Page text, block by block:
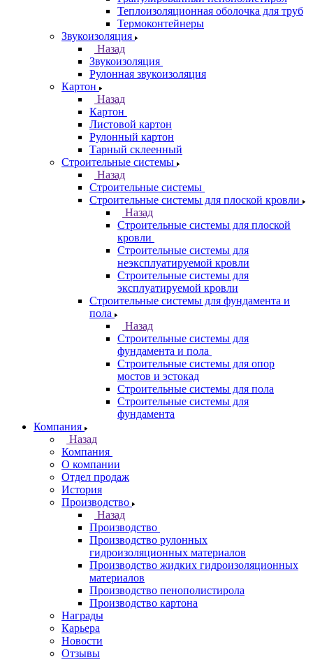
Теплоизоляционная оболочка для труб
Термоконтейнеры
Звукоизоляция
Назад
Звукоизоляция
Рулонная звукоизоляция
Картон
Назад
Картон
Листовой картон
Рулонный картон
Тарный склеенный
Строительные системы
Назад
Строительные системы
Строительные системы для плоской кровли
Назад
Строительные системы для плоской
кровли
Строительные системы для
неэксплуатируемой кровли
Строительные системы для
эксплуатируемой кровли
Строительные системы для фундамента и
пола
Назад
Строительные системы для
фундамента и пола
Строительные системы для опор
мостов и эстокад
Строительные системы для пола
Строительные системы для
фундамента
Компания
Назад
Компания
О компании
Отдел продаж
История
Производство
Назад
Производство
Производство рулонных
гидроизоляционных материалов
Производство жидких гидроизоляционных
материалов
Производство пенополистирола
Производство картона
Награды
Карьера
Новости
Отзывы